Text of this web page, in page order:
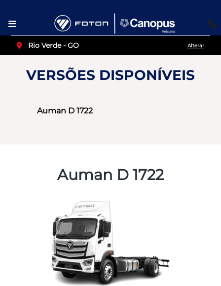
Rio Verde - GO Alterar
VERSÕES DISPONÍVEIS
Auman D 1722
Auman D 1722